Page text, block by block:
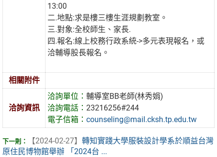
13:00
二.地點:求是樓三樓生涯規劃教室。
三.對象:全校師生、家長.
四.報名:線上校務行政系統->多元表現報名，或
洽輔導股長報名。
相關附件
洽詢資訊
洽詢單位：輔導室BB老師(林秀娟)
洽詢電話：23216256#244
電子信箱：counseling@mail.cksh.tp.edu.tw
【2024-02-27】 轉知實踐大學服裝設計學系於順益台灣
原住民博物館舉辦 「2024台 ...